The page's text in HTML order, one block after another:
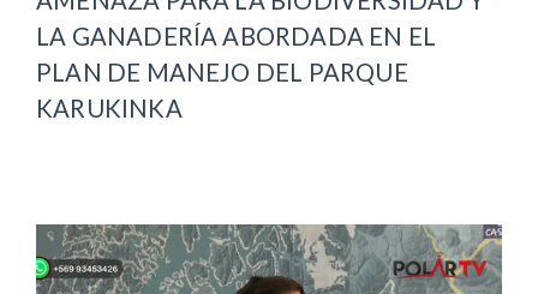
LA GANADERÍA ABORDADA EN EL
PLAN DE MANEJO DEL PARQUE
KARUKINKA